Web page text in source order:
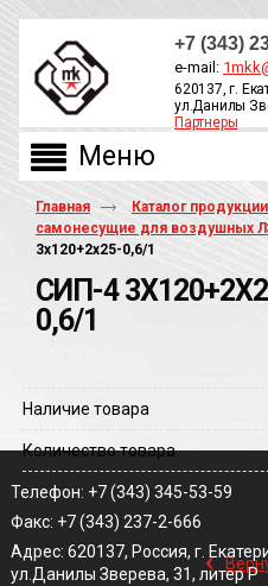
+7 (343)
e-mail:
620137, г.
ул.Данилы
Партнеры
Главная Каталог продукции
самонесущие для воздушных
3х120+2х25-0,6/1
СИП-4
0,6/1
Наличие товара
Количество товара
‹
Телефон: +7 (343) 345-53-59
Факс: +7 (343) 237-2-666
Адрес: 620137, Россия, г.
ул.Данилы Зверева, 31, литер Р